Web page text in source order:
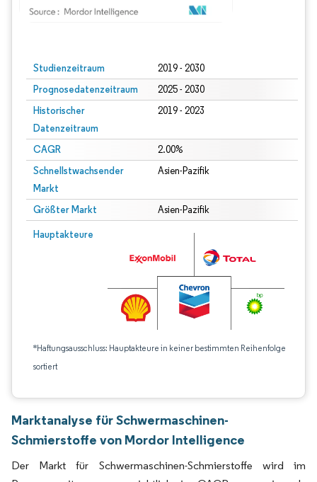
Studienzeitraum 2019 - 2030
Prognosedatenzeitraum 2025 - 2030
Historischer
Datenzeitraum
2019 - 2023
CAGR 2.00%
Schnellstwachsender
Markt
Asien-Pazifik
Größter Markt Asien-Pazifik
Hauptakteure
*Haftungsausschluss: Hauptakteure in keiner bestimmten Reihenfolge
sortiert
Marktanalyse für Schwermaschinen-
Schmierstoffe von Mordor Intelligence
Der Markt für Schwermaschinen-Schmierstoffe wird im